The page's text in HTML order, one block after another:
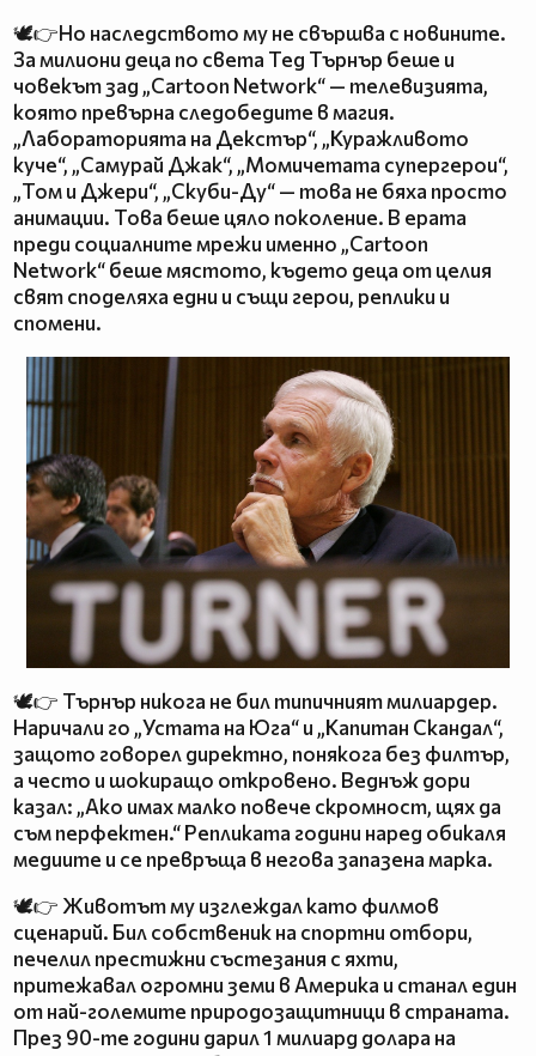
🕊️👉Но наследството му не свършва с новините.
За милиони деца по света Тед Търнър беше и
човекът зад „Cartoon Network“ — телевизията,
която превърна следобедите в магия.
„Лабораторията на Декстър“, „Куражливото
куче“, „Самурай Джак“, „Момичетата супергерои“,
„Том и Джери“, „Скуби-Ду“ — това не бяха просто
анимации. Това беше цяло поколение. В ерата
преди социалните мрежи именно „Cartoon
Network“ беше мястото, където деца от целия
свят споделяха едни и същи герои, реплики и
спомени.
🕊️👉 Търнър никога не бил типичният милиардер.
Наричали го „Устата на Юга“ и „Капитан Скандал“,
защото говорел директно, понякога без филтър,
а често и шокиращо откровено. Веднъж дори
казал: „Ако имах малко повече скромност, щях да
съм перфектен.“ Репликата години наред обикаля
медиите и се превръща в негова запазена марка.
🕊️👉 Животът му изглеждал като филмов
сценарий. Бил собственик на спортни отбори,
печелил престижни състезания с яхти,
притежавал огромни земи в Америка и станал един
от най-големите природозащитници в страната.
През 90-те години дарил 1 милиард долара на